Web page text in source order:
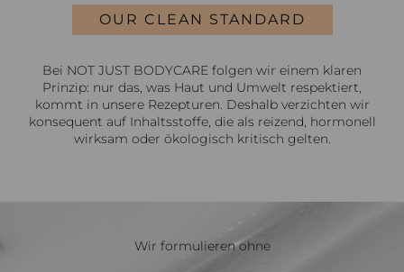
OUR CLEAN STANDARD
Bei NOT JUST BODYCARE folgen wir einem klaren
Prinzip: nur das, was Haut und Umwelt respektiert,
kommt in unsere Rezepturen. Deshalb verzichten wir
konsequent auf Inhaltsstoffe, die als reizend, hormonell
wirksam oder ökologisch kritisch gelten.
Wir formulieren ohne